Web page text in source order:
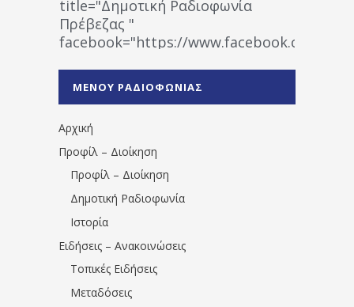
title="Δημοτική Ραδιοφωνία
Πρέβεζας "
facebook="https://www.facebook.com/
1531194763766854/" artist="" ]
ΜΕΝΟΥ ΡΑΔΙΟΦΩΝΙΑΣ
Αρχική
Προφίλ – Διοίκηση
Προφίλ – Διοίκηση
Δημοτική Ραδιοφωνία
Ιστορία
Ειδήσεις – Ανακοινώσεις
Τοπικές Ειδήσεις
Μεταδόσεις